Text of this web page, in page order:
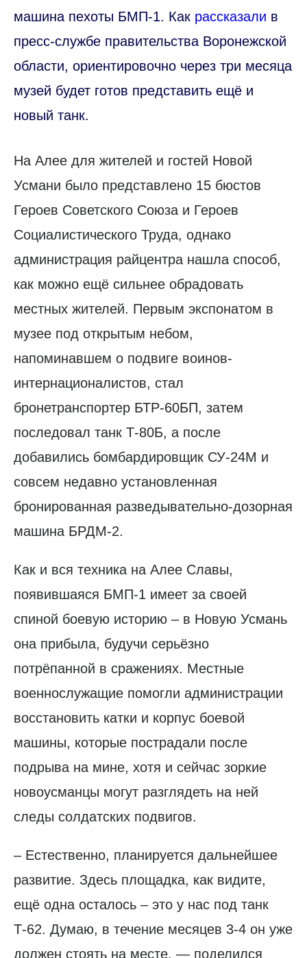
машина пехоты БМП-1. Как рассказали в
пресс-службе правительства Воронежской
области, ориентировочно через три месяца
музей будет готов представить ещё и
новый танк.
На Алее для жителей и гостей Новой
Усмани было представлено 15 бюстов
Героев Советского Союза и Героев
Социалистического Труда, однако
администрация райцентра нашла способ,
как можно ещё сильнее обрадовать
местных жителей. Первым экспонатом в
музее под открытым небом,
напоминавшем о подвиге воинов-
интернационалистов, стал
бронетранспортер БТР-60БП, затем
последовал танк Т-80Б, а после
добавились бомбардировщик СУ-24М и
совсем недавно установленная
бронированная разведывательно-дозорная
машина БРДМ-2.
Как и вся техника на Алее Славы,
появившаяся БМП-1 имеет за своей
спиной боевую историю – в Новую Усмань
она прибыла, будучи серьёзно
потрёпанной в сражениях. Местные
военнослужащие помогли администрации
восстановить катки и корпус боевой
машины, которые пострадали после
подрыва на мине, хотя и сейчас зоркие
новоусманцы могут разглядеть на ней
следы солдатских подвигов.
– Естественно, планируется дальнейшее
развитие. Здесь площадка, как видите,
ещё одна осталось – это у нас под танк
Т-62. Думаю, в течение месяцев 3-4 он уже
должен стоять на месте, — поделился